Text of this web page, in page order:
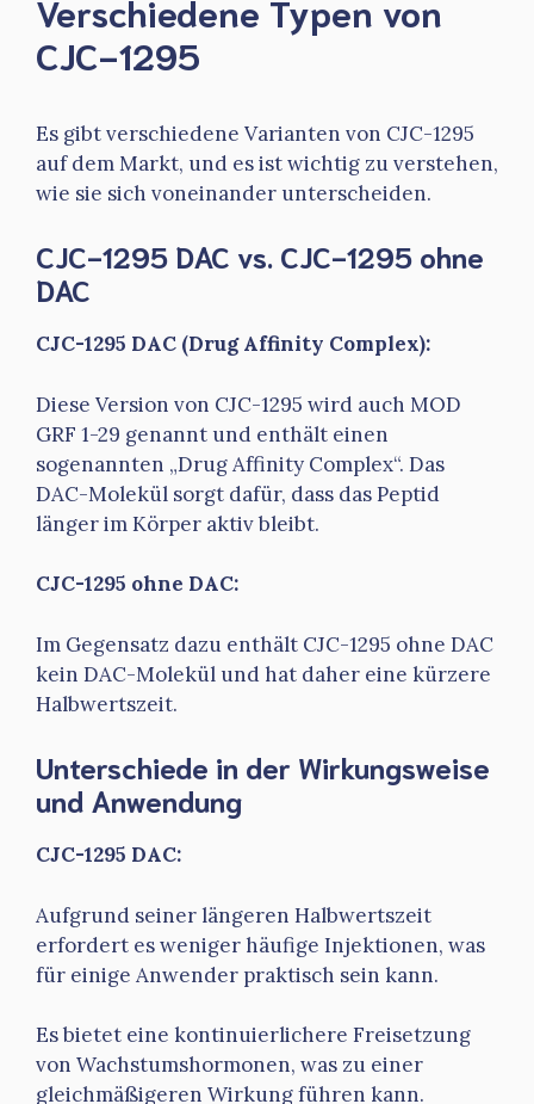
Verschiedene Typen von
CJC-1295
Es gibt verschiedene Varianten von CJC-1295
auf dem Markt, und es ist wichtig zu verstehen,
wie sie sich voneinander unterscheiden.
CJC-1295 DAC vs. CJC-1295 ohne
DAC
CJC-1295 DAC (Drug Affinity Complex):
Diese Version von CJC-1295 wird auch MOD
GRF 1-29 genannt und enthält einen
sogenannten „Drug Affinity Complex“. Das
DAC-Molekül sorgt dafür, dass das Peptid
länger im Körper aktiv bleibt.
CJC-1295 ohne DAC:
Im Gegensatz dazu enthält CJC-1295 ohne DAC
kein DAC-Molekül und hat daher eine kürzere
Halbwertszeit.
Unterschiede in der Wirkungsweise
und Anwendung
CJC-1295 DAC:
Aufgrund seiner längeren Halbwertszeit
erfordert es weniger häufige Injektionen, was
für einige Anwender praktisch sein kann.
Es bietet eine kontinuierlichere Freisetzung
von Wachstumshormonen, was zu einer
gleichmäßigeren Wirkung führen kann.